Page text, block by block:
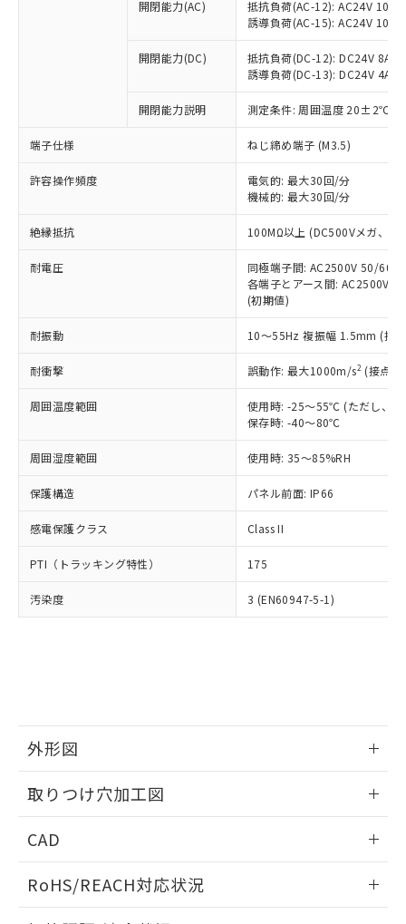
開閉能力(AC)
抵抗負荷(AC-12): AC24V 10A/
誘導負荷(AC-15): AC24V
開閉能力(DC)
抵抗負荷(DC-12): DC24V 8A/
誘導負荷(DC-13): DC24V 4A/
開閉能力説明 測定条件: 周囲温度 20±2℃、
端子仕様 ねじ締め端子 (M3.5)
許容操作頻度
電気的: 最大30回/分
機械的: 最大30回/分
絶縁抵抗 100MΩ以上 (DC500Vメガ、点
耐電圧
同極端子間: AC2500V 50/
各端子とアース間: AC2500V
(初期値)
耐振動 10～55Hz 複振幅 1.5mm (接
耐衝撃 誤動作: 最大1000m/s2 (接点
周囲温度範囲
使用時: -25～55℃ (ただし、氷
保存時: -40～80℃
周囲湿度範囲 使用時: 35～85%RH
保護構造 パネル前面: IP66
感電保護クラス Class II
PTI（トラッキング特性） 175
汚染度 3 (EN60947-5-1)
外形図
取りつけ穴加工図
CAD
ドすることができます。
RoHS/REACH対応状況
本サービスの対象外となる商品もある
ことをご了承ください。
在庫状況および標準価格照会結果は、
記載している更新日時点での社内デー
タに基づき作成されるものであり、閲
覧された時点での実際の在庫および標
正式な納期状況および標準価格はお客
様のお取引先、またはお客様担当のオ
ムロン制御機器販売店・当社販売員に
オムロン制御機器販売店や当社販売拠
販売ネットワーク
」をご確認
在庫状況および標準価格結果を当社の
示しないようお願いします。
マイパーツ機能（部品リスト作成サー
ビス）をご利用いただくには、I-Web
メンバーズにご登録されている必要が
お客様が当ウェブサイト上で当社にご
登録された部品リストについて、当社
および当社の共同利用者が、当社の製
品・サービスに関するお客様との取
引・商談に必要な範囲で利用すること
をご了承ください。
の共同利用に関して"
の「1.共同利
用者の範囲」に記載されている法人を
仕入先様の事情により、非含有部品として
いたものが、含有品と判明した場合などや
むを得ず変更することがあります。
ミウム(Cd) 100ppm以下、
六価クロム(Cr(Ⅵ)) 1000ppm以下、ポリ臭化ビフェニル
類(PBB) 1000ppm以下、ポリ臭化ジフェニルエーテル類
(PBDE) 1000ppm以下、フタル酸ビス(2-エチルヘキシ
ルベンジル（BBP） 1000ppm以下、フタル酸ジブチル
（DBP） 1000ppm以下、フタル酸ジイソブチル
適用除外項目は除く。
フタル酸エステル類の４物質については閾値を超える意
図的な使用がないことを確認しています。
部品在庫の切り替え状況などにより、予定
月が前後することがあります。
※3 非含有証明書ダウンロード
下記の非含有証明書をダウンロードするこ
EU RoHS指令（10物質）の非含有証明書
51物質の非含有証明書（当社基準）
※本証明書は発行日時点で非含有を証明す
るもので、過去に遡って非含有を証明する
ものではありません。
り、2022年1月12日より割愛しておりま
す。
「×」：最大均質材料含有率が中国RoHSの
基準値を超えていることを示します。
「－」：未確認です。当社販売部門へお問
い合わせください。
*中国RoHS10物質の基準値 (GB/T26572)：
Pb(鉛) :1000ppm、 Hg(水銀) : 1000ppm、 Cd(カドミウ
Cr(Ⅵ)(六価クロム) : 1000ppm、 PBBs(ポリ臭化ビフェ
DBP(フタル酸ジブチル) : 1000ppm、 DIBP(フタル酸ジ
イソブチル) : 1000ppm、 BBP(フタル酸ブチルベンジ
DEHP(フタル酸ビス(2-エチルヘキシル)) : 1000ppm
「ｅ」：有害物質（10物質）のすべてが基
準値以下であることを示します。
「10」：通常の使用状況下において有害物
質が外部に漏えいし、環境に深刻な影響を
及ぼさない年数を意味します。
「－」：未確認です。当社販売部門へお問
当社は、これら貴社製品のうち、外国
為替および外国貿易法に定める商品
（以下｢規制貨物等」という）を輸出
または国外への提供する場合は、日本
国政府の輸出許可(または役務取引許
可)を取得するなどの必要な手続きを
当社は規制貨物を破棄する場合は、完
全に破砕するなど、違法に輸出されな
いよう必要な手段を講じます。
当社は貴社製品を、核兵器、ミサイ
ル、化学兵器、生物兵器またはその他
武器並びにこれらの製造装置等に一切
当社は、貴社製品を第三者に販売する
場合は、上記1、2および3の内容を当
該第三者に通知します。また当社は、
販売先および販売に係わる関係者が違
法に輸出するおそれがある場合は、取
キャンセル
一定数以上の在庫あり
一定数には満たないが在庫あり
在庫なし(最新の在庫状況につ
いては、お客様のお取引先、ま
たはお客様担当のオムロン制御
機器販売店・当社販売員にご確
受注生産機種、また在庫状況の
情報を公開していない機種